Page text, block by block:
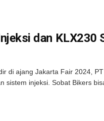
dan
di ajang Jakarta Fair 2024,
sistem injeksi. Sobat Bikers